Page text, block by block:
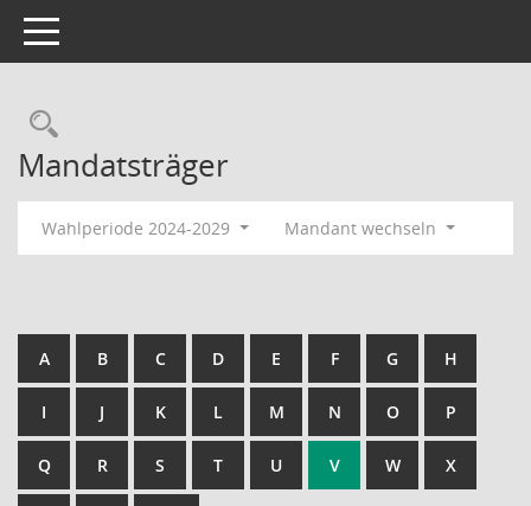
Toggle navigation
Rechercheauswahl
Mandatsträger
Wahlperiode 2024-2029 Mandant wechseln
A B C D E F G H
I J K L M N O P
Q R S T U V W X